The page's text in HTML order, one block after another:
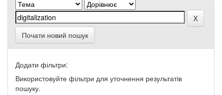
Почати новий пошук
Додати фільтри:
Використовуйте фільтри для уточнення результатів
пошуку.